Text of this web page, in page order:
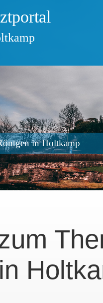
in Holtkamp